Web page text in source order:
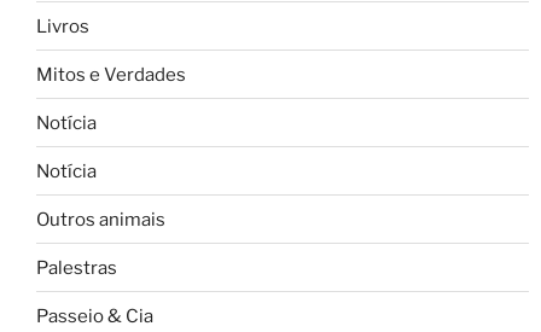
Livros
Mitos e Verdades
Notícia
Notícia
Outros animais
Palestras
Passeio & Cia